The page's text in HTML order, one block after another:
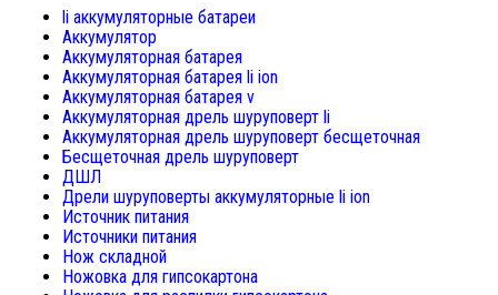
li аккумуляторные батареи
Аккумулятор
Аккумуляторная батарея
Аккумуляторная батарея li ion
Аккумуляторная батарея v
Аккумуляторная дрель шуруповерт li
Аккумуляторная дрель шуруповерт бесщеточная
Бесщеточная дрель шуруповерт
ДШЛ
Дрели шуруповерты аккумуляторные li ion
Источник питания
Источники питания
Нож складной
Ножовка для гипсокартона